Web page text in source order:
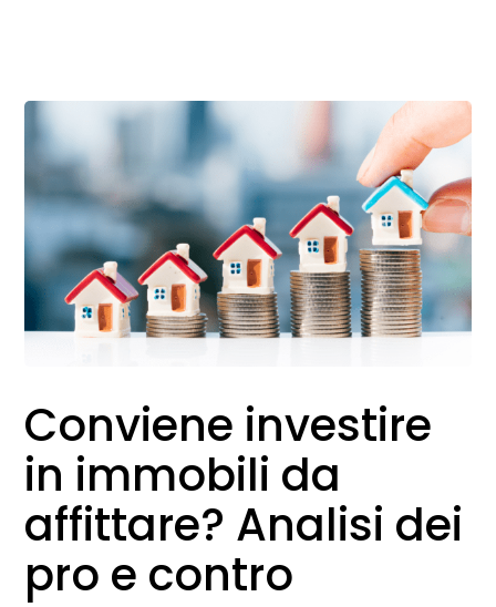
Conviene investire
in immobili da
affittare? Analisi dei
pro e contro